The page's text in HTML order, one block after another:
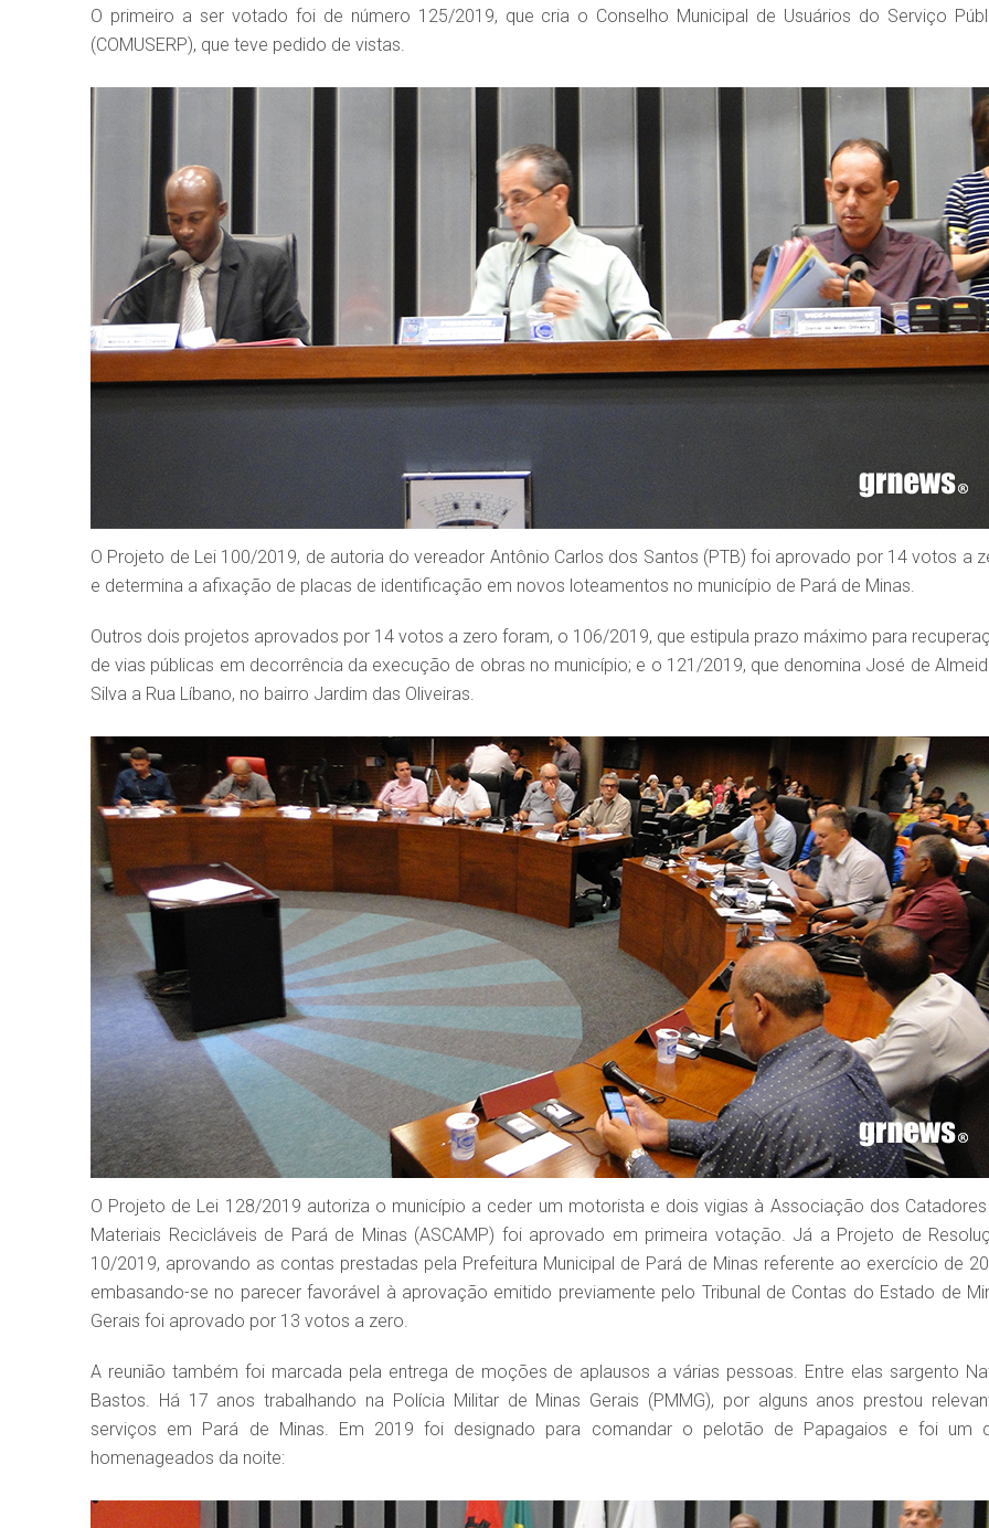
O primeiro a ser votado foi de número 125/2019, que cria o Conselho Municipal de Usuários do Serviço
(COMUSERP), que teve pedido de vistas.
O Projeto de Lei 100/2019, de autoria do vereador Antônio Carlos dos Santos (PTB) foi aprovado por 14 votos a
e determina a afixação de placas de identificação em novos loteamentos no município de Pará de Minas.
Outros dois projetos aprovados por 14 votos a zero foram, o 106/2019, que estipula prazo máximo para
de vias públicas em decorrência da execução de obras no município; e o 121/2019, que denomina José de
Silva a Rua Líbano, no bairro Jardim das Oliveiras.
O Projeto de Lei 128/2019 autoriza o município a ceder um motorista e dois vigias à Associação dos
Materiais Recicláveis de Pará de Minas (ASCAMP) foi aprovado em primeira votação. Já a Projeto de
10/2019, aprovando as contas prestadas pela Prefeitura Municipal de Pará de Minas referente ao exercício de
embasando-se no parecer favorável à aprovação emitido previamente pelo Tribunal de Contas do Estado de
Gerais foi aprovado por 13 votos a zero.
A reunião também foi marcada pela entrega de moções de aplausos a várias pessoas. Entre elas sargento
Bastos. Há 17 anos trabalhando na Polícia Militar de Minas Gerais (PMMG), por alguns anos prestou
serviços em Pará de Minas. Em 2019 foi designado para comandar o pelotão de Papagaios e foi um
homenageados da noite: